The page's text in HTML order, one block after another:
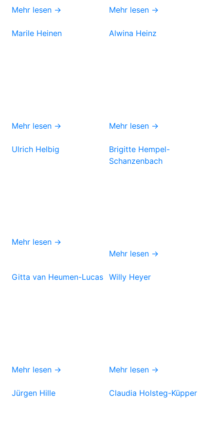
Mehr lesen → Mehr lesen →
Marile Heinen
Mehr lesen →
Alwina Heinz
Mehr lesen →
Ulrich Helbig
Mehr lesen →
Brigitte Hempel-
Schanzenbach
Mehr lesen →
Gitta van Heumen-Lucas
Mehr lesen →
Willy Heyer
Mehr lesen →
Jürgen Hille Claudia Holsteg-Küpper